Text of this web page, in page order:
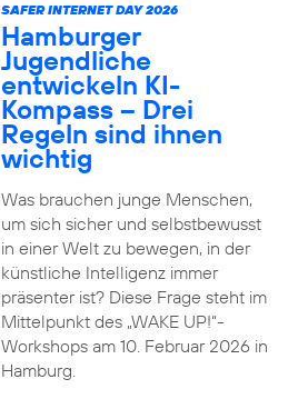
SAFER INTERNET DAY 2026
Hamburger
Jugendliche
entwickeln KI-
Kompass – Drei
Regeln sind ihnen
wichtig
Was brauchen junge Menschen,
um sich sicher und selbstbewusst
in einer Welt zu bewegen, in der
künstliche Intelligenz immer
präsenter ist? Diese Frage steht im
Mittelpunkt des „WAKE UP!“-
Workshops am 10. Februar 2026 in
Hamburg.